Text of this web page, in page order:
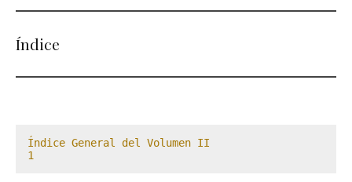
Índice
Índice General del Volumen II
1